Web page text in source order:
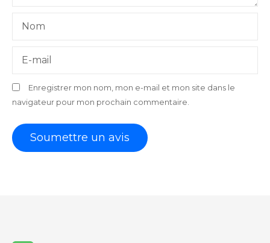
Nom
E-mail
Enregistrer mon nom, mon e-mail et mon site dans le
navigateur pour mon prochain commentaire.